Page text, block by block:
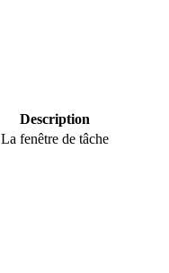
Description
La fenêtre de tâche